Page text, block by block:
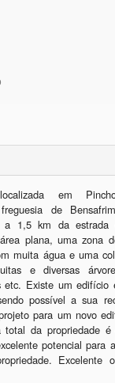
em
de
a 1,5 km da
plana, uma zona
muita água e uma
e diversas
etc. Existe um edifício
possível a sua
para um novo
total da propriedade é
potencial para
Excelente